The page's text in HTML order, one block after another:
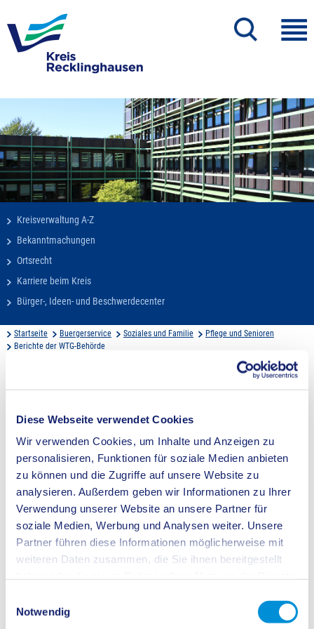
Diese Webseite verwendet Cookies
Wir verwenden Cookies, um Inhalte und Anzeigen zu
personalisieren, Funktionen für soziale Medien anbieten
zu können und die Zugriffe auf unsere Website zu
analysieren. Außerdem geben wir Informationen zu Ihrer
Verwendung unserer Website an unsere Partner für
soziale Medien, Werbung und Analysen weiter. Unsere
Partner führen diese Informationen möglicherweise mit
weiteren Daten zusammen, die Sie ihnen bereitgestellt
Notwendig
Kreisverwaltung A-Z
Bekanntmachungen
Ortsrecht
Karriere beim Kreis
Bürger-, Ideen- und Beschwerdecenter
Startseite Buergerservice Soziales und Familie
Pflege und Senioren
Berichte der WTG-Behörde
Ergebnisberichte der WTG-Behörde
Nach Städten sortiert:
Castrop-Rauxel
Einrichtungen inDatteln
Einrichtungen inDorsten
Einrichtungen in Gladbeck
Einrichtungen in Haltern am See
Einrichtungen inHerten
Einrichtungen inOer-Erkenschwick
Einrichtungen in
Einrichtungen inWaltrop
Ergebnisberichte der WTG-Behörde